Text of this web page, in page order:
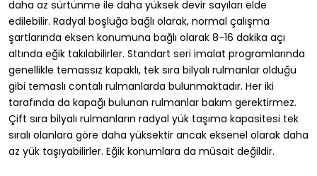
daha az sürtünme ile daha yüksek devir sayıları elde
edilebilir. Radyal boşluğa bağlı olarak, normal çalışma
şartlarında eksen konumuna bağlı olarak 8-16 dakika açı
altında eğik takılabilirler. Standart seri imalat programlarında
genellikle temassız kapaklı, tek sıra bilyalı rulmanlar olduğu
gibi temaslı contalı rulmanlarda bulunmaktadır. Her iki
tarafında da kapağı bulunan rulmanlar bakım gerektirmez.
Çift sıra bilyalı rulmanların radyal yük taşıma kapasitesi tek
sıralı olanlara göre daha yüksektir ancak eksenel olarak daha
az yük taşıyabilirler. Eğik konumlara da müsait değildir.